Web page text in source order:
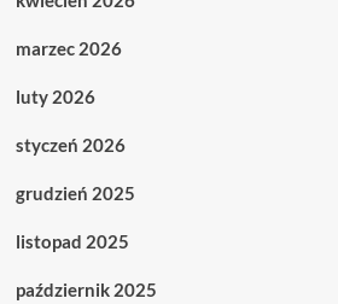
marzec 2026
luty 2026
styczeń 2026
grudzień 2025
listopad 2025
październik 2025